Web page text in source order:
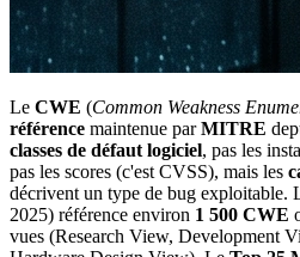
Le CWE (Common Weakness
référence maintenue parMITRE
classes de défaut logiciel, pas les
pas les scores (c'est CVSS), mais les
décrivent un type de bug exploitable.
2025) référence environ 1 500 CWE
vues (Research View, Development